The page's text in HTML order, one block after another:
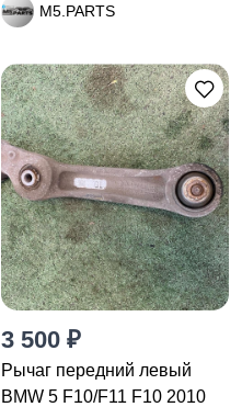
M5.PARTS
3 500 ₽
Рычаг передний левый
BMW 5 F10/F11 F10 2010